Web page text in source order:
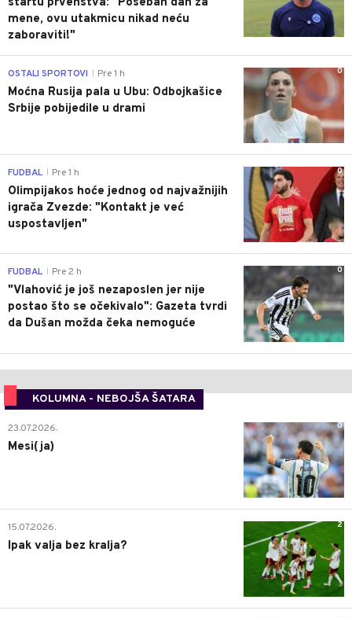
mene, ovu utakmicu nikad neću
zaboraviti!"
0
OSTALI SPORTOVI Pre 1 h
Moćna Rusija pala u Ubu: Odbojkašice
Srbije pobijedile u drami
0
FUDBAL Pre 1 h
Olimpijakos hoće jednog od najvažnijih
igrača Zvezde: "Kontakt je već
uspostavljen"
0
FUDBAL Pre 2 h
"Vlahović je još nezaposlen jer nije
postao što se očekivalo": Gazeta tvrdi
da Dušan možda čeka nemoguće
KOLUMNA - NEBOJŠA ŠATARA
0
23.07.2026.
Mesi(ja)
2
15.07.2026.
Ipak valja bez kralja?